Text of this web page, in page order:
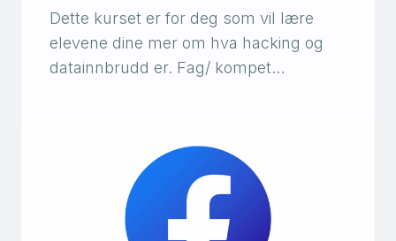
Dette kurset er for deg som vil lære
elevene dine mer om hva hacking og
datainnbrudd er. Fag/ kompet…